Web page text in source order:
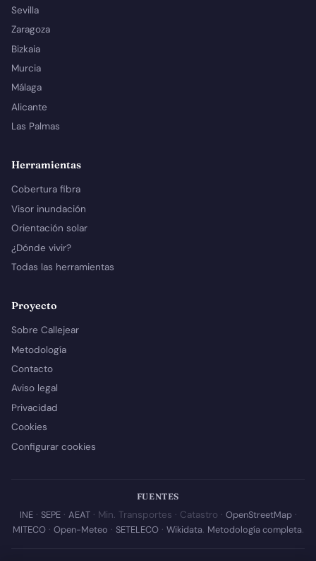
Sevilla
Zaragoza
Bizkaia
Murcia
Málaga
Alicante
Las Palmas
Herramientas
Cobertura fibra
Visor inundación
Orientación solar
¿Dónde vivir?
Todas las herramientas
Proyecto
Sobre Callejear
Metodología
Contacto
Aviso legal
Privacidad
Cookies
Configurar cookies
FUENTES
INE· SEPE· AEAT· Min. Transportes · Catastro · OpenStreetMap·
MITECO· Open-Meteo · SETELECO· Wikidata. Metodología completa.